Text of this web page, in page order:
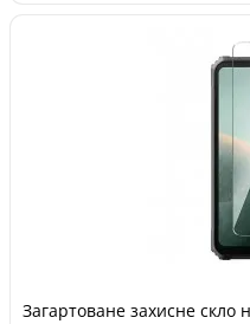
Загартоване захисне скло